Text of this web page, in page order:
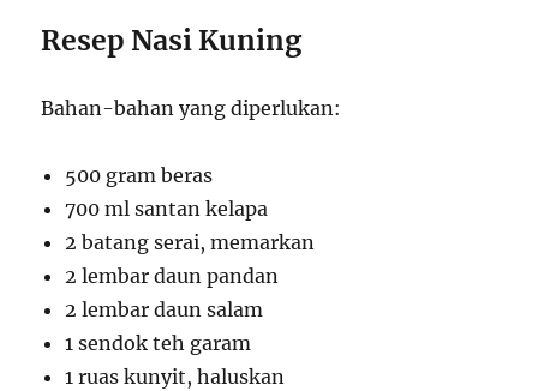
Resep Nasi Kuning
Bahan-bahan yang diperlukan:
500 gram beras
700 ml santan kelapa
2 batang serai, memarkan
2 lembar daun pandan
2 lembar daun salam
1 sendok teh garam
1 ruas kunyit, haluskan